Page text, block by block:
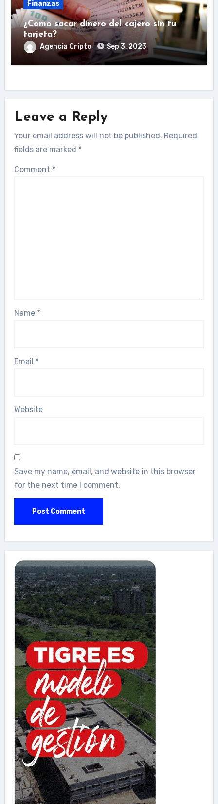
Finanzas
¿Cómo sacar dinero del cajero sin tu
tarjeta?
Agencia Cripto Sep 3, 2023
Leave a Reply
Your email address will not be published. Required
fields are marked *
Comment *
Name *
Email *
Website
Save my name, email, and website in this browser
for the next time I comment.